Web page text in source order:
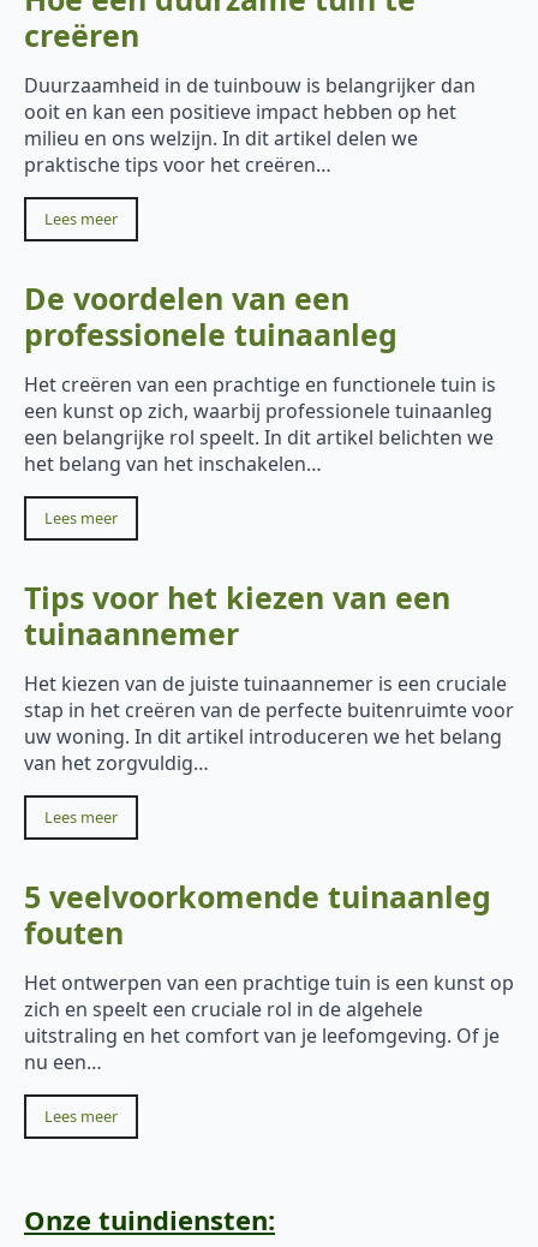
creëren
Duurzaamheid in de tuinbouw is belangrijker dan
ooit en kan een positieve impact hebben op het
milieu en ons welzijn. In dit artikel delen we
praktische tips voor het creëren…
Lees meer
De voordelen van een
professionele tuinaanleg
Het creëren van een prachtige en functionele tuin is
een kunst op zich, waarbij professionele tuinaanleg
een belangrijke rol speelt. In dit artikel belichten we
het belang van het inschakelen…
Lees meer
Tips voor het kiezen van een
tuinaannemer
Het kiezen van de juiste tuinaannemer is een cruciale
stap in het creëren van de perfecte buitenruimte voor
uw woning. In dit artikel introduceren we het belang
van het zorgvuldig…
Lees meer
5 veelvoorkomende tuinaanleg
fouten
Het ontwerpen van een prachtige tuin is een kunst op
zich en speelt een cruciale rol in de algehele
uitstraling en het comfort van je leefomgeving. Of je
nu een…
Lees meer
Onze tuindiensten: